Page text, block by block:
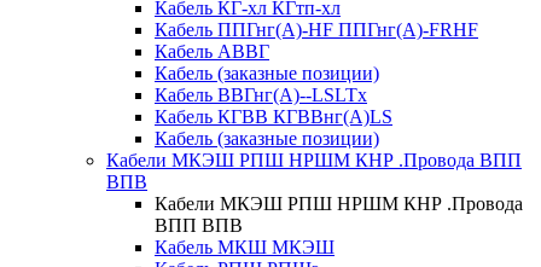
Кабель КГ-хл КГтп-хл
Кабель ППГнг(А)-HF ППГнг(А)-FRHF
Кабель АВВГ
Кабель (заказные позиции)
Кабель ВВГнг(А)--LSLTx
Кабель КГВВ КГВВнг(А)LS
Кабель (заказные позиции)
Кабели МКЭШ РПШ НРШМ КНР .Провода ВПП
ВПВ
Кабели МКЭШ РПШ НРШМ КНР .Провода
ВПП ВПВ
Кабель МКШ МКЭШ